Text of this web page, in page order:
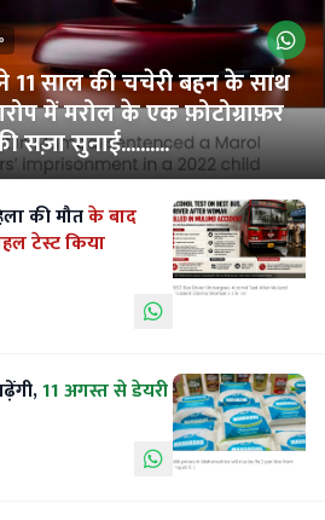
11 साल की चचेरी बहन के साथ
में मरोल के एक फ़ोटोग्राफ़र
सुनाई..........
की मौतके बाद
टेस्ट किया
11 अगस्त से डेयरी